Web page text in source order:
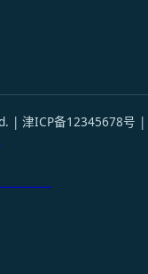
| 津ICP备12345678号 |